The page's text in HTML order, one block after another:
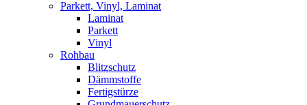
Parkett, Vinyl, Laminat
Laminat
Parkett
Vinyl
Rohbau
Blitzschutz
Dämmstoffe
Fertigstürze